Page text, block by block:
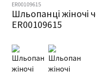
ER00109615
Шльопанці жіночі
ER00109615